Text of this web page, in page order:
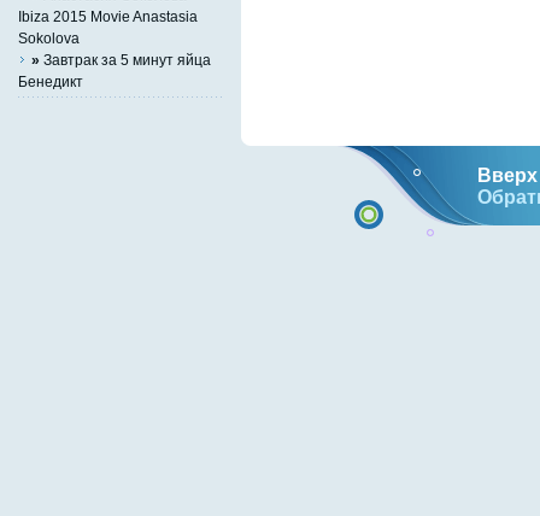
Ibiza 2015 Movie Anastasia
Sokolova
» Завтрак за 5 минут яйца
Бенедикт
Вверх